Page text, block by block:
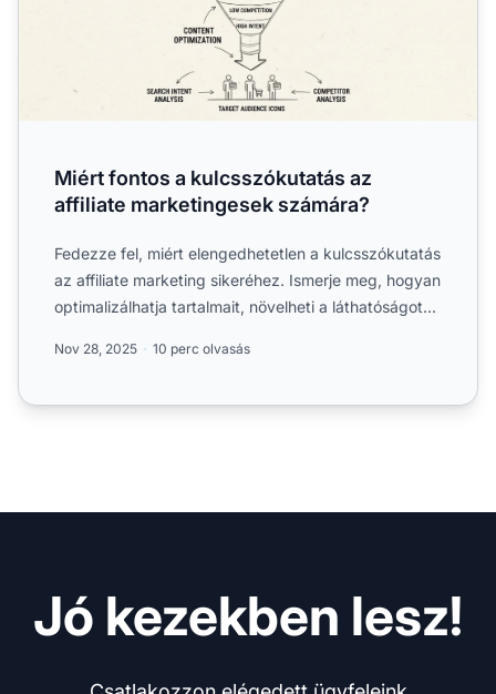
Miért fontos a kulcsszókutatás az
affiliate marketingesek számára?
Fedezze fel, miért elengedhetetlen a kulcsszókutatás
az affiliate marketing sikeréhez. Ismerje meg, hogyan
optimalizálhatja tartalmait, növelheti a láthatóságot...
Nov 28, 2025 10 perc olvasás
Jó kezekben lesz!